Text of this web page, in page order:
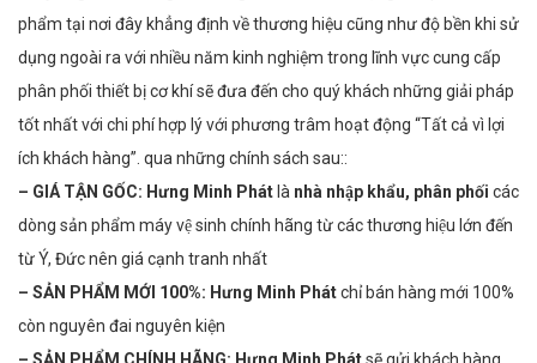
phẩm tại nơi đây khẳng định về thương hiệu cũng như độ bền khi sử
dụng ngoài ra với nhiều năm kinh nghiệm trong lĩnh vực cung cấp
phân phối thiết bị cơ khí sẽ đưa đến cho quý khách những giải pháp
tốt nhất với chi phí hợp lý với phương trâm hoạt động “Tất cả vì lợi
ích khách hàng”. qua những chính sách sau::
– GIÁ TẬN GỐC: Hưng Minh Phát là nhà nhập khẩu, phân phối các
dòng sản phẩm máy vệ sinh chính hãng từ các thương hiệu lớn đến
từ Ý, Đức nên giá cạnh tranh nhất
– SẢN PHẨM MỚI 100%: Hưng Minh Phátchỉ bán hàng mới 100%
còn nguyên đai nguyên kiện
– SẢN PHẨM CHÍNH HÃNG: Hưng Minh Phátsẽ gửi khách hàng